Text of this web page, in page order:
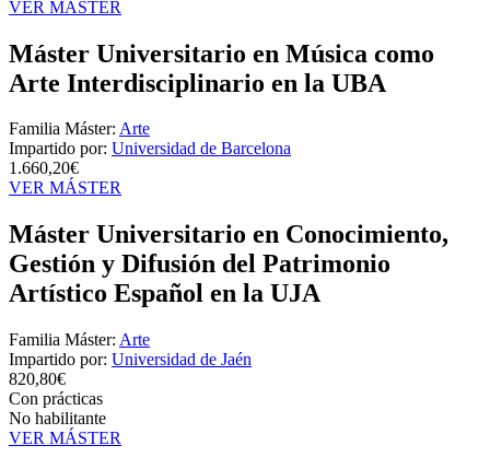
VER MÁSTER
Máster Universitario en Música como
Arte Interdisciplinario en la UBA
Familia Máster: Arte
Impartido por: Universidad de Barcelona
1.660,20€
VER MÁSTER
Máster Universitario en Conocimiento,
Gestión y Difusión del Patrimonio
Artístico Español en la UJA
Familia Máster: Arte
Impartido por: Universidad de Jaén
820,80€
Con prácticas
No habilitante
VER MÁSTER